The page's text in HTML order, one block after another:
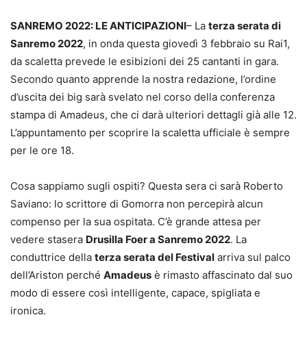
SANREMO 2022: LE ANTICIPAZIONI– La terza serata di
Sanremo 2022, in onda questa giovedì 3 febbraio su Rai1,
da scaletta prevede le esibizioni dei 25 cantanti in gara.
Secondo quanto apprende la nostra redazione, l’ordine
d’uscita dei big sarà svelato nel corso della conferenza
stampa di Amadeus, che ci darà ulteriori dettagli già alle 12.
L’appuntamento per scoprire la scaletta ufficiale è sempre
per le ore 18.
Cosa sappiamo sugli ospiti? Questa sera ci sarà Roberto
Saviano: lo scrittore di Gomorra non percepirà alcun
compenso per la sua ospitata. C’è grande attesa per
vedere stasera Drusilla Foer a Sanremo 2022. La
conduttrice della terza serata del Festival arriva sul palco
dell’Ariston perché Amadeus è rimasto affascinato dal suo
modo di essere così intelligente, capace, spigliata e
ironica.